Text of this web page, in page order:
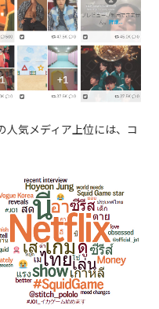
人気メディア上位には、コ